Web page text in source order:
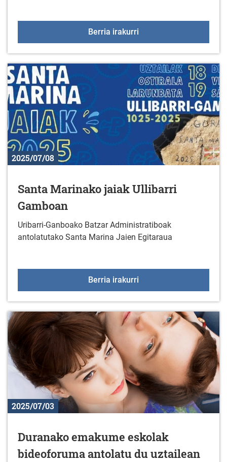
Berria irakurri
2025/07/08
Santa Marinako jaiak Ullibarri
Gamboan
Uribarri-Ganboako Batzar Administratiboak
antolatutako Santa Marina Jaien Egitaraua
Berria irakurri
2025/07/03
Duranako emakume eskolak
bideoforuma antolatu du uztailean